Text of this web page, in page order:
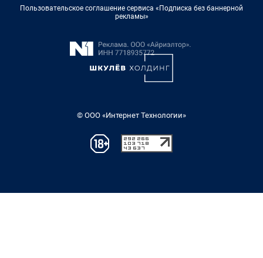
Пользовательское соглашение сервиса «Подписка без баннерной
рекламы»
© ООО «Интернет Технологии»